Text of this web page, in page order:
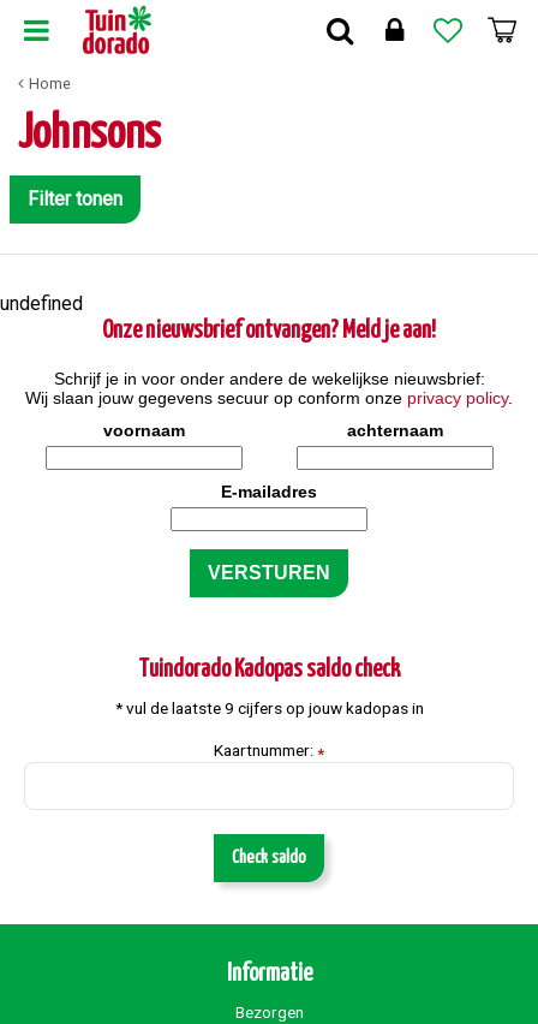
t
n
Home
Johnsons
Filter tonen
undefined
Onze nieuwsbrief ontvangen? Meld je aan!
Schrijf je in voor onder andere de wekelijkse nieuwsbrief:
Wij slaan jouw gegevens secuur op conform onze privacy policy.
voornaam
achternaam
E-mailadres
Tuindorado Kadopas saldo check
* vul de laatste 9 cijfers op jouw kadopas in
Kaartnummer: *
Check saldo
Informatie
Bezorgen